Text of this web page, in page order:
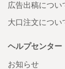
広告出稿につい
大口注文につい
ヘルプセンター
お知らせ